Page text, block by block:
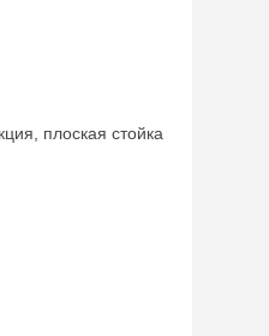
плоская стойка